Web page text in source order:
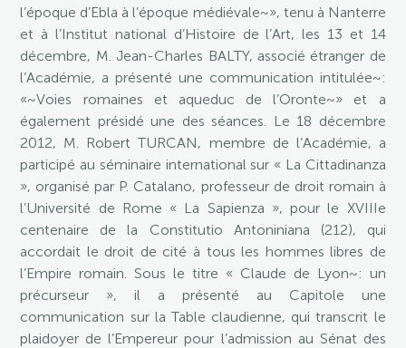
l’époque d’Ebla à l’époque médiévale~», tenu à Nanterre
et à l’Institut national d’Histoire de l’Art, les 13 et 14
décembre, M. Jean-Charles BALTY, associé étranger de
l’Académie, a présenté une communication intitulée~:
«~Voies romaines et aqueduc de l’Oronte~» et a
également présidé une des séances. Le 18 décembre
2012, M. Robert TURCAN, membre de l’Académie, a
participé au séminaire international sur « La Cittadinanza
», organisé par P. Catalano, professeur de droit romain à
l’Université de Rome « La Sapienza », pour le XVIIIe
centenaire de la Constitutio Antoniniana (212), qui
accordait le droit de cité à tous les hommes libres de
l’Empire romain. Sous le titre « Claude de Lyon~: un
précurseur », il a présenté au Capitole une
communication sur la Table claudienne, qui transcrit le
plaidoyer de l’Empereur pour l’admission au Sénat des